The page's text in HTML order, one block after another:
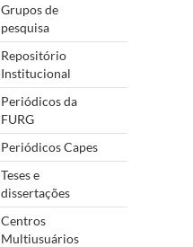
Grupos de
pesquisa
Repositório
Institucional
Periódicos da
FURG
Periódicos Capes
Teses e
dissertações
Centros
Multiusuários